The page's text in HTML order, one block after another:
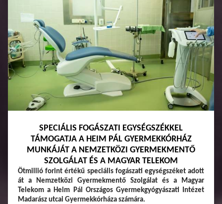
SPECIÁLIS FOGÁSZATI EGYSÉGSZÉKKEL
TÁMOGATJA A HEIM PÁL GYERMEKKÓRHÁZ
MUNKÁJÁT A NEMZETKÖZI GYERMEKMENTŐ
SZOLGÁLAT ÉS A MAGYAR TELEKOM
Ötmillió forint értékű speciális fogászati egységszéket adott
át a Nemzetközi Gyermekmentő Szolgálat és a Magyar
Telekom a Heim Pál Országos Gyermekgyógyászati Intézet
Madarász utcai Gyermekkórháza számára.